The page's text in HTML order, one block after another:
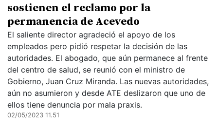
sostienen el reclamo por la
permanencia de Acevedo
El saliente director agradeció el apoyo de los
empleados pero pidió respetar la decisión de las
autoridades. El abogado, que aún permanece al frente
del centro de salud, se reunió con el ministro de
Gobierno, Juan Cruz Miranda. Las nuevas autoridades,
aún no asumieron y desde ATE deslizaron que uno de
ellos tiene denuncia por mala praxis.
02/05/2023 11.51